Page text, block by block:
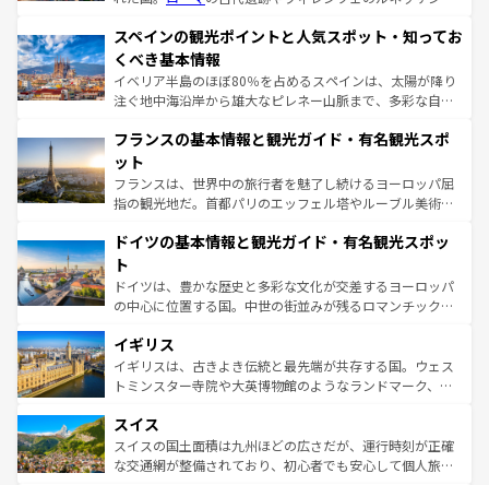
ろん、トスカーナの美しい田園風景やアマルフィ海岸の絶
景など、自然景観も見逃せない。観光の合間には、本場の
ピザやパスタなど、絶品のイタリア料理を堪能することも
できる。朝目覚めてから夜眠るまで、すべての瞬間を楽し
なお、新着のイタリア情報はコンテンツ一覧を参照してほ
しい。
スペインの観光ポイントと人気スポット・知ってお
くべき基本情報
イベリア半島のほぼ80％を占めるスペインは、太陽が降り
注ぐ地中海沿岸から雄大なピレネー山脈まで、多彩な自然
文化が根付くこの国では、情熱的なフラメンコ、熱気あふ
れる闘牛、そして美味しいタパスが生活の一部となってい
る。首都マドリードの洗練された雰囲気や、バルセロナの
アートに溢れた街角から、地方では古代ローマ遺跡や中世
せる。地方によって風土や気候が異なるスペインはその個
ンテンツ一覧 を参照してほしい。
フランスの基本情報と観光ガイド・有名観光スポ
ット
フランスは、世界中の旅行者を魅了し続けるヨーロッパ屈
指の観光地だ。首都パリのエッフェル塔やルーブル美術館
で、幅広い魅力が詰まっている。華麗な宮殿、歴史的な大
聖堂、美しいビーチ、そして豊かな自然が、訪れる者を心
から魅了する。また、フランスは美食の国としても知ら
れ、フランス料理はユネスコ無形文化遺産にも登録されて
香り高いラベンダー畑など、多彩な楽しみ方が可能だ。さ
らに、パリ以外の地域にも魅力が溢れており、どの街角に
も豊かな歴史と文化が息づいている。パリ以外の個性あふ
を参照してほしい。
ドイツの基本情報と観光ガイド・有名観光スポッ
ト
ドイツは、豊かな歴史と多彩な文化が交差するヨーロッパ
の中心に位置する国。中世の街並みが残るロマンチック街
顔を持つこの国は、どこを歩いても飽きることがない。ベ
ルリンの文化的活気、バイエルン州のアルプスの絶景、そ
してライン川沿いのワイン畑といった風景は必見。ビール
は、お酒好きな人にはぜひ体験してほしい。 なお、新着の
ドイツ情報はコンテンツ一覧を参照してほしい。
イギリス
イギリスは、古きよき伝統と最先端が共存する国。ウェス
トミンスター寺院や大英博物館のようなランドマーク、歴
リアごとに異なる魅力がある。また、優雅なアフタヌーン
ティー、ビール好きにはたまらない英国パブ、サッカー観
戦など、本場だからこそできる体験も豊富。イギリスを旅
スイス
スイスの国土面積は九州ほどの広さだが、運行時刻が正確
な交通網が整備されており、初心者でも安心して個人旅行